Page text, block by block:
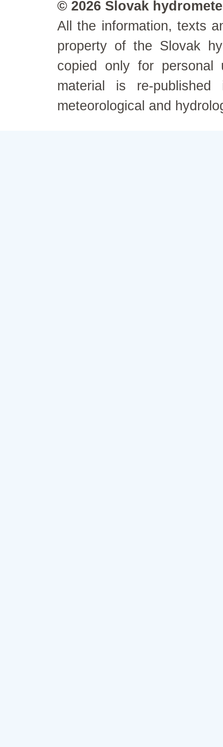
© 2026 Slovak
All the information, texts
property of the Slovak
copied only for personal
material is re-
meteorological and